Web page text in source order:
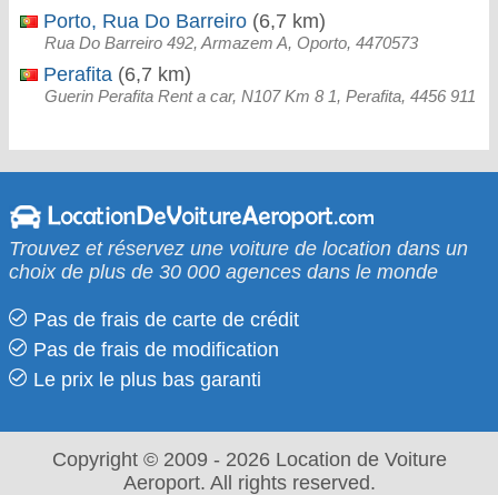
Porto, Rua Do Barreiro (6,7 km)
Rua Do Barreiro 492, Armazem A, Oporto, 4470573
Perafita (6,7 km)
Guerin Perafita Rent a car, N107 Km 8 1, Perafita, 4456 911
Trouvez et réservez une voiture de location dans un
choix de plus de 30 000 agences dans le monde
Pas de frais de carte de crédit
Pas de frais de modification
Le prix le​ plus bas garanti
Copyright © 2009 - 2026 Location de Voiture
Aeroport. All rights reserved.